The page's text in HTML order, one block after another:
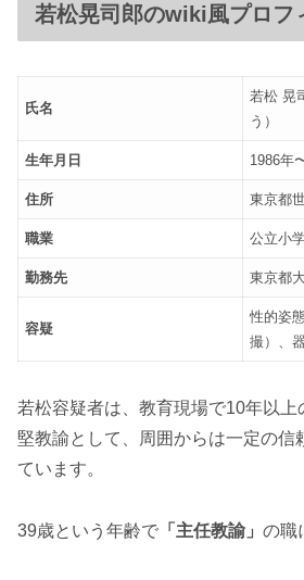
若松晃司郎のwiki風プロフ
氏名
若松 晃
う）
生年月日 1986年
住所 東京都
職業 公立小
勤務先 東京都
容疑
性的姿
撮）、
若松容疑者は、教育現場で10年以上
堅教諭として、周囲からは一定の信
ています。
39歳という年齢で 「主任教諭」 の職